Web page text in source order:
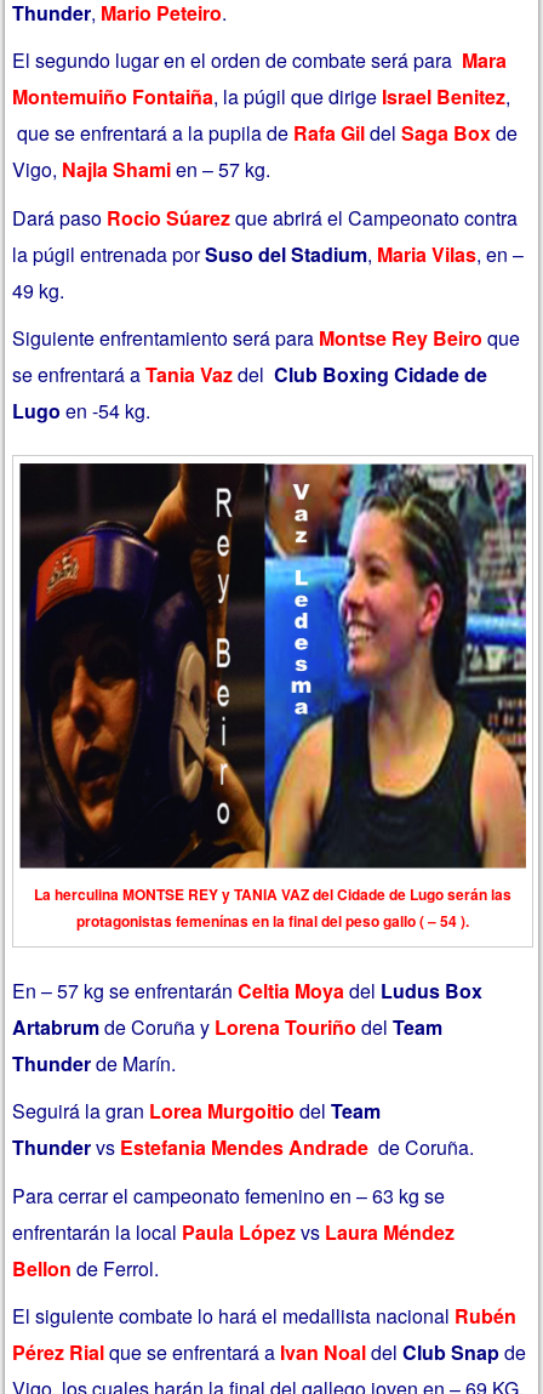
Thunder, Mario Peteiro.
El segundo lugar en el orden de combate será para Mara
Montemuiño Fontaiña, la púgil que dirige Israel Benitez,
que se enfrentará a la pupila de Rafa GildelSaga Boxde
Vigo, Najla Shamien – 57 kg.
Dará paso Rocio Súarezque abrirá el Campeonato contra
la púgil entrenada porSuso del Stadium, Maria Vilas, en –
49 kg.
Siguiente enfrentamiento será para Montse Rey Beiro que
se enfrentará aTania VazdelClub Boxing Cidade de
Lugo en -54 kg.
La herculina MONTSE REY y TANIA VAZ del Cidade de Lugo serán las
protagonistas femenínas en la final del peso gallo ( – 54 ).
En – 57 kg se enfrentaránCeltia Moya del Ludus Box
Artabrumde Coruñay Lorena Touriño delTeam
Thunderde Marín.
Seguirá la gran Lorea Murgoitio delTeam
Thundervs Estefania Mendes Andrade de Coruña.
Para cerrar el campeonato femenino en – 63 kg se
enfrentarán la local Paula Lópezvs Laura Méndez
Bellon de Ferrol.
El siguiente combate lo hará el medallista nacional Rubén
Pérez Rialque se enfrentará a Ivan NoaldelClub Snapde